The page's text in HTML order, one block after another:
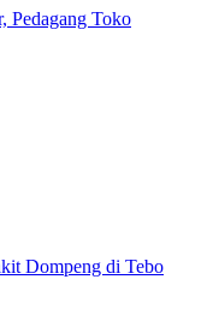
Pedagang Toko
Dompeng di Tebo